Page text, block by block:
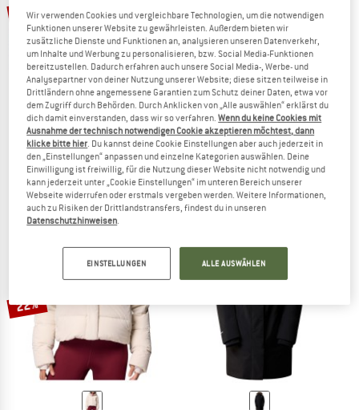
60%
COTOPAXI
Women's Alivio Down Jacket
Daunenjacke
CHF 343.95CHF 137.58
(0)
60%
COLUMBIA
Women's Cloudview Down Hooded
Daunenjacke
CHF 319.95 CHF 127.98
(0)
22%
Wir verwenden Cookies und vergleichbare Technologien, um die notwendigen
Funktionen unserer Website zu gewährleisten. Außerdem bieten wir
zusätzliche Dienste und Funktionen an, analysieren unseren Datenverkehr,
um Inhalte und Werbung zu personalisieren, bzw. Social Media-Funktionen
bereitzustellen. Dadurch erfahren auch unsere Social Media-, Werbe- und
Analysepartner von deiner Nutzung unserer Website; diese sitzen teilweise in
Drittländern ohne angemessene Garantien zum Schutz deiner Daten, etwa vor
dem Zugriff durch Behörden. Durch Anklicken von „Alle auswählen“ erklärst du
dich damit einverstanden, dass wir so verfahren.Wenn du keine Cookies mit
Ausnahme der technisch notwendigen Cookie akzeptieren möchtest, dann
klicke bitte hier . Du kannst deine Cookie Einstellungen aber auch jederzeit in
den „Einstellungen“ anpassen und einzelne Kategorien auswählen. Deine
Einwilligung ist freiwillig, für die Nutzung dieser Website nicht notwendig und
kann jederzeit unter „Cookie Einstellungen“ im unteren Bereich unserer
Webseite widerrufen oder erstmals vergeben werden. Weitere Informationen,
auch zu Risiken der Drittlandstransfers, findest du in unseren
Datenschutzhinweisen
EINSTELLUNGEN ALLE AUSWÄHLEN